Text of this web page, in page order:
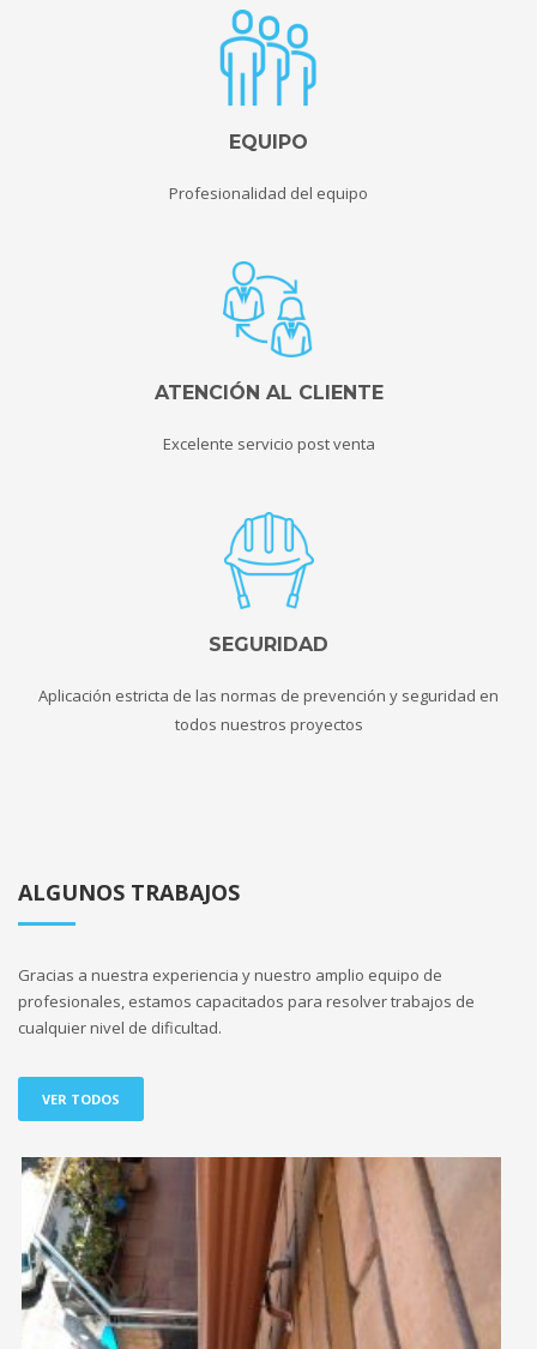
EQUIPO
Profesionalidad del equipo
ATENCIÓN AL CLIENTE
Excelente servicio post venta
SEGURIDAD
Aplicación estricta de las normas de prevención y seguridad en
todos nuestros proyectos
ALGUNOS TRABAJOS
Gracias a nuestra experiencia y nuestro amplio equipo de
profesionales, estamos capacitados para resolver trabajos de
cualquier nivel de dificultad.
VER TODOS